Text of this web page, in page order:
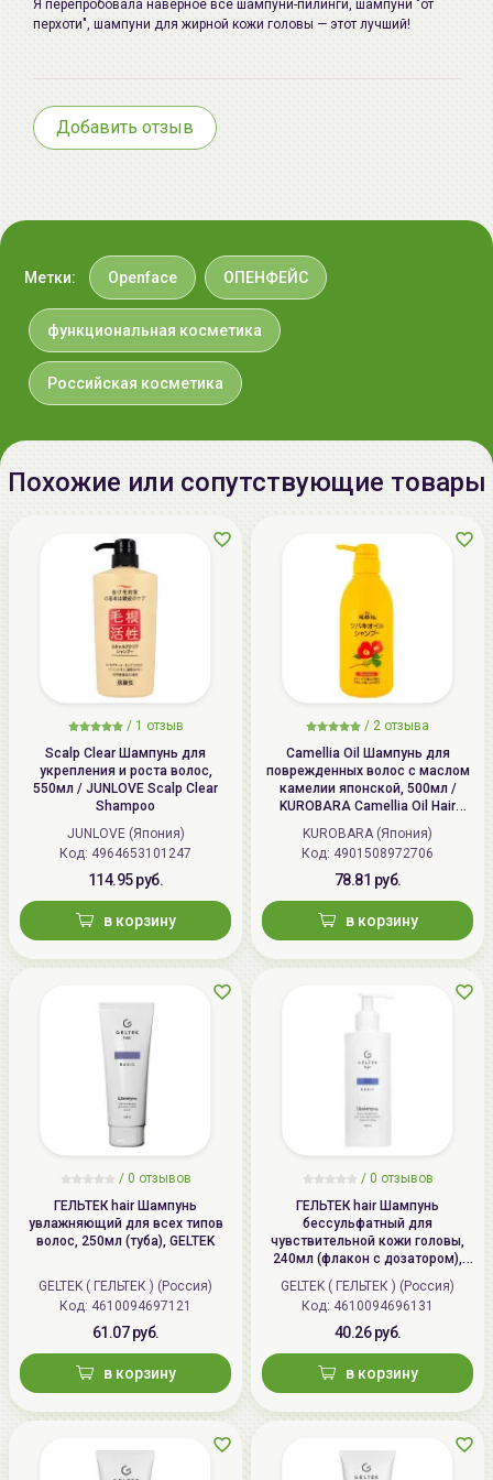
Я перепробовала наверное все шампуни-пилинги, шампуни "от
перхоти", шампуни для жирной кожи головы — этот лучший!
Добавить отзыв
Метки: Openface ОПЕНФЕЙС
функциональная косметика
Российская косметика
Похожие или сопутствующие товары
/ 1 отзыв
Scalp Clear Шампунь для
укрепления и роста волос,
550мл / JUNLOVE Scalp Clear
Shampoo
JUNLOVE (Япония)
Код: 4964653101247
114.95 руб.
в корзину
/ 2 отзыва
Camellia Oil Шампунь для
поврежденных волос с маслом
камелии японской, 500мл /
KUROBARA Camellia Oil Hair
Shampoo
KUROBARA (Япония)
Код: 4901508972706
78.81 руб.
в корзину
/ 0 отзывов
ГЕЛЬТЕК hair Шампунь
увлажняющий для всех типов
волос, 250мл (туба), GELTEK
GELTEK ( ГЕЛЬТЕК ) (Россия)
Код: 4610094697121
61.07 руб.
в корзину
/ 0 отзывов
ГЕЛЬТЕК hair Шампунь
бессульфатный для
чувствительной кожи головы,
240мл (флакон с дозатором),
GELTEK ( ГЕЛЬТЕК ) (Россия)
Код: 4610094696131
40.26 руб.
в корзину